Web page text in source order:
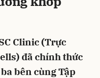
Clinic (Trực
đã chính thức
bên cùng Tập
Hủy